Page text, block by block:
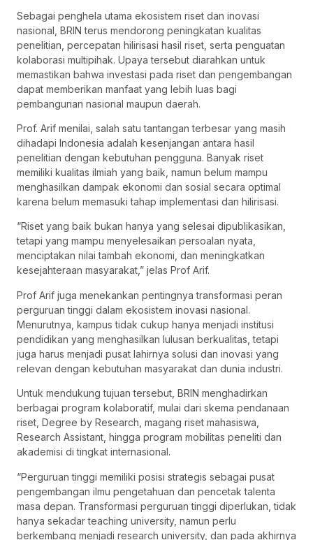
Sebagai penghela utama ekosistem riset dan inovasi
nasional, BRIN terus mendorong peningkatan kualitas
penelitian, percepatan hilirisasi hasil riset, serta penguatan
kolaborasi multipihak. Upaya tersebut diarahkan untuk
memastikan bahwa investasi pada riset dan pengembangan
dapat memberikan manfaat yang lebih luas bagi
pembangunan nasional maupun daerah.
Prof. Arif menilai, salah satu tantangan terbesar yang masih
dihadapi Indonesia adalah kesenjangan antara hasil
penelitian dengan kebutuhan pengguna. Banyak riset
memiliki kualitas ilmiah yang baik, namun belum mampu
menghasilkan dampak ekonomi dan sosial secara optimal
karena belum memasuki tahap implementasi dan hilirisasi.
“Riset yang baik bukan hanya yang selesai dipublikasikan,
tetapi yang mampu menyelesaikan persoalan nyata,
menciptakan nilai tambah ekonomi, dan meningkatkan
kesejahteraan masyarakat,” jelas Prof Arif.
Prof Arif juga menekankan pentingnya transformasi peran
perguruan tinggi dalam ekosistem inovasi nasional.
Menurutnya, kampus tidak cukup hanya menjadi institusi
pendidikan yang menghasilkan lulusan berkualitas, tetapi
juga harus menjadi pusat lahirnya solusi dan inovasi yang
relevan dengan kebutuhan masyarakat dan dunia industri.
Untuk mendukung tujuan tersebut, BRIN menghadirkan
berbagai program kolaboratif, mulai dari skema pendanaan
riset, Degree by Research, magang riset mahasiswa,
Research Assistant, hingga program mobilitas peneliti dan
akademisi di tingkat internasional.
“Perguruan tinggi memiliki posisi strategis sebagai pusat
pengembangan ilmu pengetahuan dan pencetak talenta
masa depan. Transformasi perguruan tinggi diperlukan, tidak
hanya sekadar teaching university, namun perlu
berkembang menjadi research university, dan pada akhirnya